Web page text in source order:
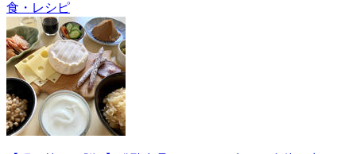
食・レシピ